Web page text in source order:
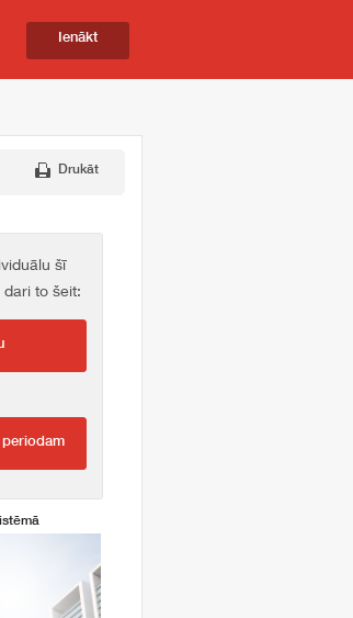
Ienākt
Drukāt
šī
dari to šeit:
periodam